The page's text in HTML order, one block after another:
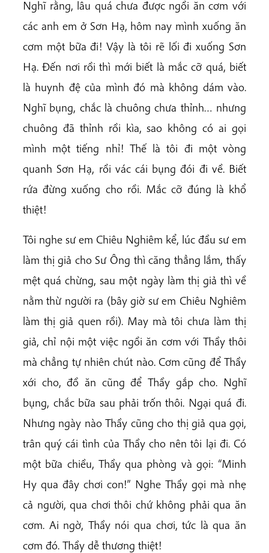
Nghĩ rằng, lâu quá chưa được ngồi ăn cơm với
các anh em ở Sơn Hạ, hôm nay mình xuống ăn
cơm một bữa đi! Vậy là tôi rẽ lối đi xuống Sơn
Hạ. Đến nơi rồi thì mới biết là mắc cỡ quá, biết
là huynh đệ của mình đó mà không dám vào.
Nghĩ bụng, chắc là chuông chưa thỉnh… nhưng
chuông đã thỉnh rồi kìa, sao không có ai gọi
mình một tiếng nhỉ! Thế là tôi đi một vòng
quanh Sơn Hạ, rồi vác cái bụng đói đi về. Biết
rứa đừng xuống cho rồi. Mắc cỡ đúng là khổ
thiệt!
Tôi nghe sư em Chiêu Nghiêm kể, lúc đầu sư em
làm thị giả cho Sư Ông thì căng thẳng lắm, thấy
mệt quá chừng, sau một ngày làm thị giả thì về
nằm thừ người ra (bây giờ sư em Chiêu Nghiêm
làm thị giả quen rồi). May mà tôi chưa làm thị
giả, chỉ nội một việc ngồi ăn cơm với Thầy thôi
mà chẳng tự nhiên chút nào. Cơm cũng để Thầy
xới cho, đồ ăn cũng để Thầy gắp cho. Nghĩ
bụng, chắc bữa sau phải trốn thôi. Ngại quá đi.
Nhưng ngày nào Thầy cũng cho thị giả qua gọi,
trân quý cái tình của Thầy cho nên tôi lại đi. Có
một bữa chiều, Thầy qua phòng và gọi: “Minh
Hy qua đây chơi con!” Nghe Thầy gọi mà nhẹ
cả người, qua chơi thôi chứ không phải qua ăn
cơm. Ai ngờ, Thầy nói qua chơi, tức là qua ăn
cơm đó. Thầy dễ thương thiệt!